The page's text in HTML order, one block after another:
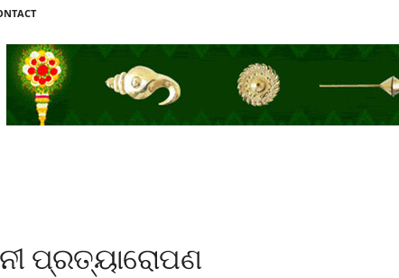
ପ୍ରତ୍ୟାରୋପଣ